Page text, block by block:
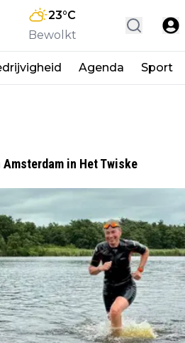
23°C
Bewolkt
Agenda Sport
in Het Twiske